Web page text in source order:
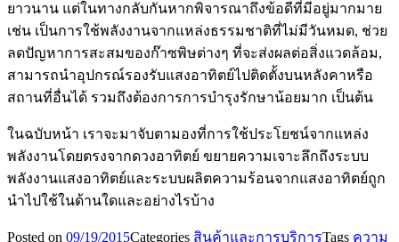
ยาวนาน แต่ในทางกลับกันหากพิจารณาถึงข้อดีที่มีอยู่มากมาย
เช่น เป็นการใช้พลังงานจากแหล่งธรรมชาติที่ไม่มีวันหมด, ช่วย
ลดปัญหาการสะสมของก๊าซพิษต่างๆ ที่จะส่งผลต่อสิ่งแวดล้อม,
สามารถนำอุปกรณ์รองรับแสงอาทิตย์ไปติดตั้งบนหลังคาหรือ
สถานที่อื่นได้ รวมถึงต้องการการบำรุงรักษาน้อยมาก เป็นต้น
ในฉบับหน้า เราจะมาจับตามองที่การใช้ประโยชน์จากแหล่ง
พลังงานโดยตรงจากดวงอาทิตย์ ขยายความเจาะลึกถึงระบบ
พลังงานแสงอาทิตย์และระบบผลิตความร้อนจากแสงอาทิตย์ถูก
นำไปใช้ในด้านใดและอย่างไรบ้าง
Posted on 09/19/2015Categories สินค้าและการบริการTags ความ